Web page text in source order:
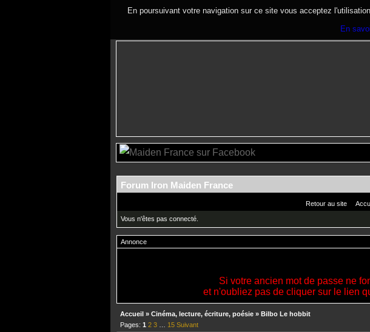
En poursuivant votre navigation sur ce site vous acceptez
En
Forum Iron Maiden France
Retour au site
Vous n'êtes pas connecté.
Annonce
Si votre ancien mot de passe ne
et n'oubliez pas de cliquer sur le lien
Accueil » Cinéma, lecture, écriture, poésie » Bilbo Le hobbit
Pages: 1 2 3 15 Suivant